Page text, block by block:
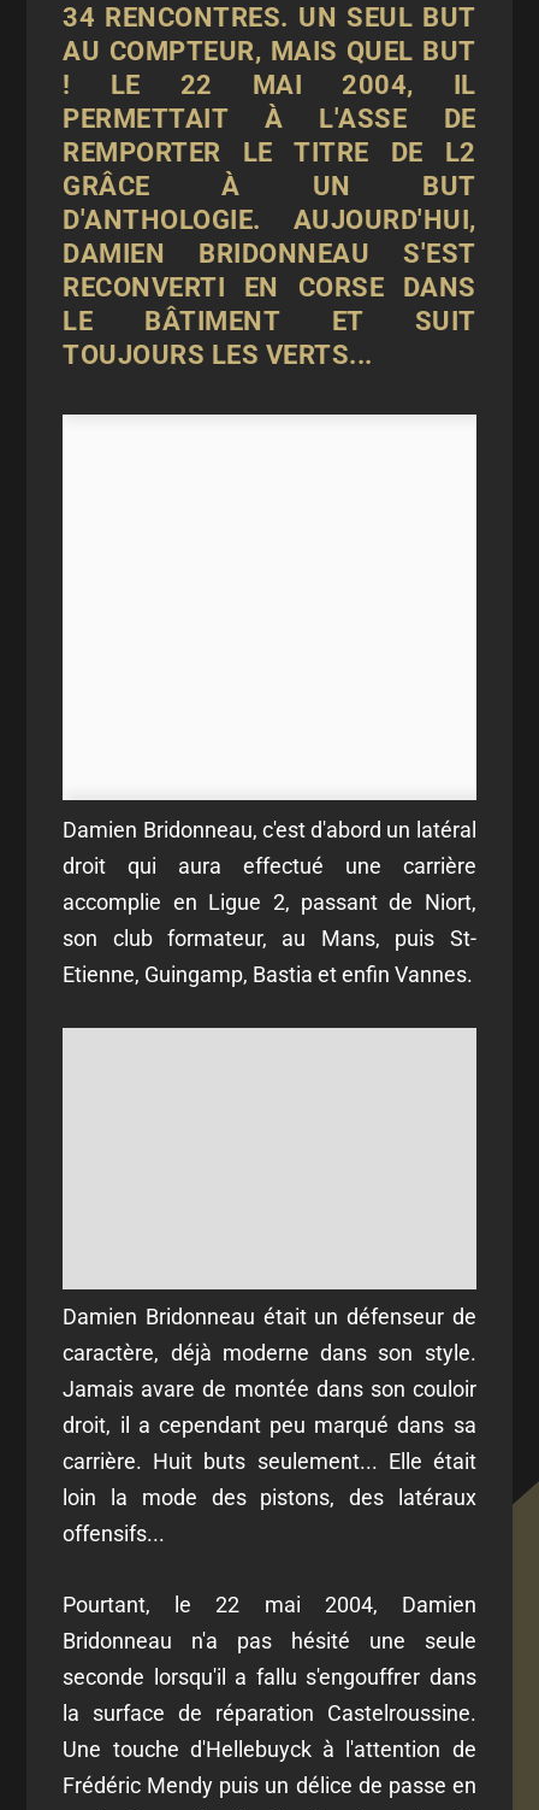
34 RENCONTRES. UN SEUL BUT
AU COMPTEUR, MAIS QUEL BUT
! LE 22 MAI 2004, IL
PERMETTAIT À L'ASSE DE
REMPORTER LE TITRE DE L2
GRÂCE À UN BUT
D'ANTHOLOGIE. AUJOURD'HUI,
DAMIEN BRIDONNEAU S'EST
RECONVERTI EN CORSE DANS
LE BÂTIMENT ET SUIT
TOUJOURS LES VERTS...
Damien Bridonneau, c'est d'abord un latéral
droit qui aura effectué une carrière
accomplie en Ligue 2, passant de Niort,
son club formateur, au Mans, puis St-
Etienne, Guingamp, Bastia et enfin Vannes.
Damien Bridonneau était un défenseur de
caractère, déjà moderne dans son style.
Jamais avare de montée dans son couloir
droit, il a cependant peu marqué dans sa
carrière. Huit buts seulement... Elle était
loin la mode des pistons, des latéraux
offensifs...
Pourtant, le 22 mai 2004, Damien
Bridonneau n'a pas hésité une seule
seconde lorsqu'il a fallu s'engouffrer dans
la surface de réparation Castelroussine.
Une touche d'Hellebuyck à l'attention de
Frédéric Mendy puis un délice de passe en